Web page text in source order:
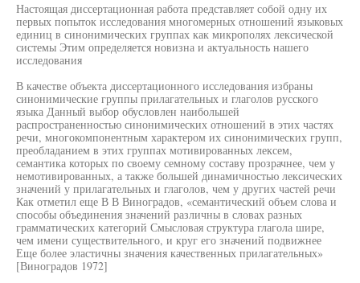
Настоящая диссертационная работа представляет собой одну их
первых попыток исследования многомерных отношений языковых
единиц в синонимических группах как микрополях лексической
системы Этим определяется новизна и актуальность нашего
исследования
В качестве объекта диссертационного исследования избраны
синонимические группы прилагательных и глаголов русского
языка Данный выбор обусловлен наибольшей
распространенностью синонимических отношений в этих частях
речи, многокомпонентным характером их синонимических групп,
преобладанием в этих группах мотивированных лексем,
семантика которых по своему семному составу прозрачнее, чем у
немотивированных, а также большей динамичностью лексических
значений у прилагательных и глаголов, чем у других частей речи
Как отметил еще В В Виноградов, «семантический объем слова и
способы объединения значений различны в словах разных
грамматических категорий Смысловая структура глагола шире,
чем имени существительного, и круг его значений подвижнее
Еще более эластичны значения качественных прилагательных»
[Виноградов 1972]